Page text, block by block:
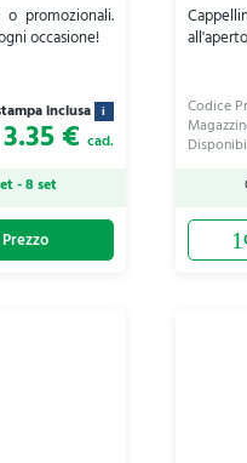
promozionali.
occasione!
inclusa i
3.35 € cad.
- 8 set